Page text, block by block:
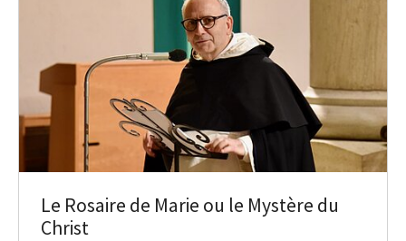
Le Rosaire de Marie ou le Mystère du
Christ